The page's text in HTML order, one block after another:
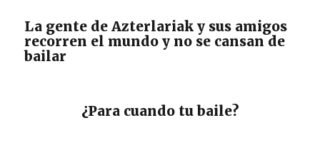
La gente de Azterlariak y sus amigos
recorren el mundo y no se cansan de
bailar
¿Para cuando tu baile?